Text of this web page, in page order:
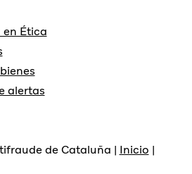
en Ética
alertas
de Cataluña | Inicio |